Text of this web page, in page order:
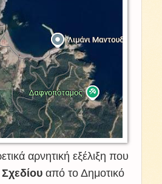
αρνητική εξέλιξη που
από το Δημοτικό